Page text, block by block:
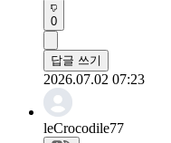
0
답글 쓰기
2026.07.02 07:23
leCrocodile77